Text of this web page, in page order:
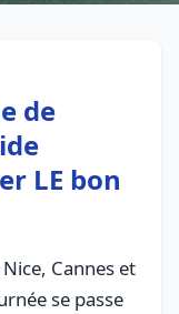
de
LE bon
Cannes et
se passe